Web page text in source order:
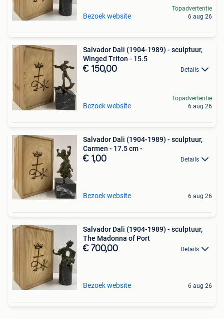
Bezoek website
Topadvertentie
6 aug 26
Salvador Dali (1904-1989) - sculptuur,
Winged Triton - 15.5
€ 150,00 Details
Bezoek website
Topadvertentie
6 aug 26
Salvador Dali (1904-1989) - sculptuur,
Carmen - 17.5 cm -
€ 1,00 Details
Bezoek website 6 aug 26
Salvador Dali (1904-1989) - sculptuur,
The Madonna of Port
€ 700,00 Details
Bezoek website 6 aug 26